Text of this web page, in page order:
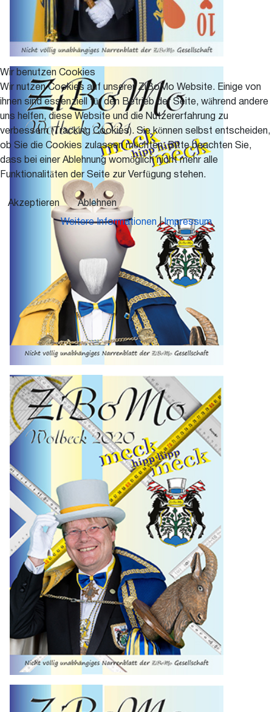
Wir benutzen Cookies
Wir nutzen Cookies auf unserer ZiBoMo Website. Einige von
ihnen sind essenziell für den Betrieb der Seite, während andere
uns helfen, diese Website und die Nutzererfahrung zu
verbessern (Tracking Cookies). Sie können selbst entscheiden,
ob Sie die Cookies zulassen möchten. Bitte beachten Sie,
dass bei einer Ablehnung womöglich nicht mehr alle
Funktionalitäten der Seite zur Verfügung stehen.
Akzeptieren Ablehnen
Weitere Informationen |Impressum